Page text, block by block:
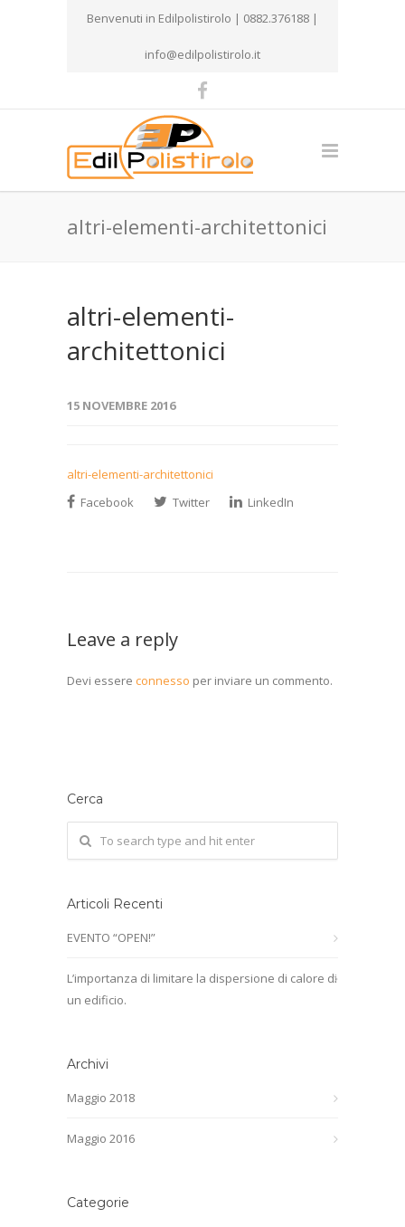
Benvenuti in Edilpolistirolo | 0882.376188 |
info@edilpolistirolo.it
altri-elementi-architettonici
altri-elementi-
architettonici
15 NOVEMBRE 2016
altri-elementi-architettonici
Facebook
Twitter LinkedIn
Leave a reply
Devi essere connesso per inviare un commento.
Cerca
Articoli Recenti
EVENTO “OPEN!”
L’importanza di limitare la dispersione di calore di
un edificio.
Archivi
Maggio 2018
Maggio 2016
Categorie